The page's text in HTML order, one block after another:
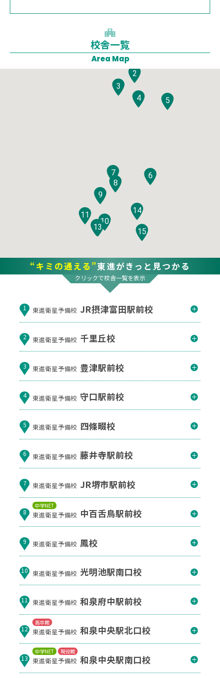
校舎一覧
Area Map
1
2
3
4
5
6
7
8
9
10
11
12
13
14
15
“キミの通える”東進がきっと見つかる
クリックで校舎一覧を表示
1 東進衛星予備校 JR摂津富田駅前校
2 東進衛星予備校 千里丘校
3 東進衛星予備校 豊津駅前校
4 東進衛星予備校 守口駅前校
5 東進衛星予備校 四條畷校
6 東進衛星予備校 藤井寺駅前校
7 東進衛星予備校 JR堺市駅前校
中学NET
8 東進衛星予備校 中百舌鳥駅前校
9 東進衛星予備校 鳳校
10 東進衛星予備校 光明池駅南口校
11 東進衛星予備校 和泉府中駅前校
高卒館
12 東進衛星予備校 和泉中央駅北口校
中学NET 現役館
13 東進衛星予備校 和泉中央駅南口校